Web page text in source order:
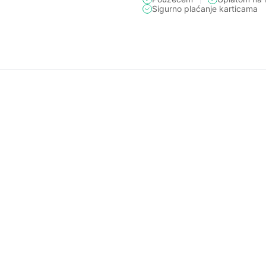
Sigurno plaćanje karticama